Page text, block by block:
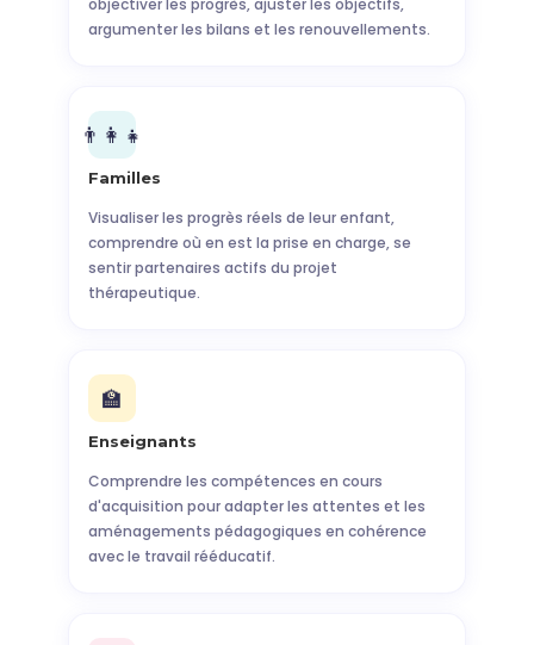
objectiver les progrès, ajuster les objectifs,
argumenter les bilans et les renouvellements.
👨‍👩‍👧
Familles
Visualiser les progrès réels de leur enfant,
comprendre où en est la prise en charge, se
sentir partenaires actifs du projet
thérapeutique.
🏫
Enseignants
Comprendre les compétences en cours
d'acquisition pour adapter les attentes et les
aménagements pédagogiques en cohérence
avec le travail rééducatif.